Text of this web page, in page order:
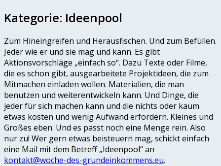
Kategorie: Ideenpool
Zum Hineingreifen und Herausfischen. Und zum Befüllen.
Jeder wie er und sie mag und kann. Es gibt
Aktionsvorschläge „einfach so“. Dazu Texte oder Filme,
die es schon gibt, ausgearbeitete Projektideen, die zum
Mitmachen einladen wollen. Materialien, die man
benutzen und weiterentwickeln kann. Und Dinge, die
jeder für sich machen kann und die nichts oder kaum
etwas kosten und wenig Aufwand erfordern. Kleines und
Großes eben. Und es passt noch eine Menge rein. Also
nur zu! Wer gern etwas beisteuern mag, schickt einfach
eine Mail mit dem Betreff „Ideenpool“ an
kontakt@woche-des-grundeinkommens.eu.